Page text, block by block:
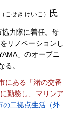
（こせき けいこ） 氏
力隊に着任。母
リノベーションし
」のオープニ
る。
にある「渚の交番
勤務し、マリンア
の二拠点生活（外